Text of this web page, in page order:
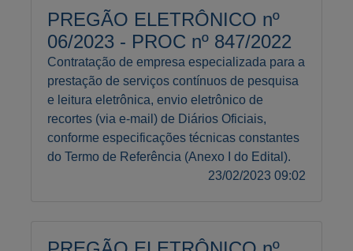
PREGÃO ELETRÔNICO nº
06/2023 - PROC nº 847/2022
Contratação de empresa especializada para a
prestação de serviços contínuos de pesquisa
e leitura eletrônica, envio eletrônico de
recortes (via e-mail) de Diários Oficiais,
conforme especificações técnicas constantes
do Termo de Referência (Anexo I do Edital).
23/02/2023 09:02